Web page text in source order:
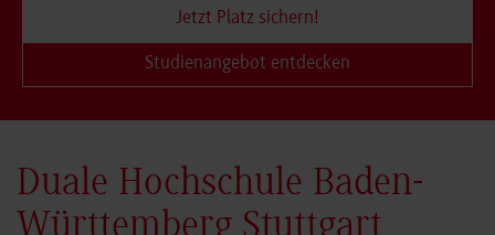
Jetzt Platz sichern!
Studienangebot entdecken
Duale Hochschule Baden-